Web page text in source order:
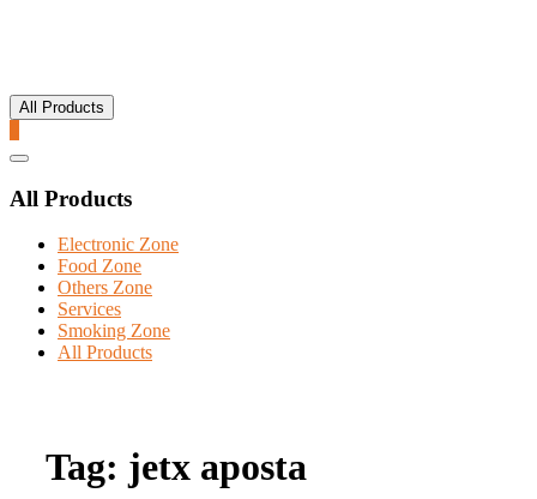
All Products
Catalog
All Products
Electronic Zone
Food Zone
Others Zone
Services
Smoking Zone
All Products
Tag: jetx aposta